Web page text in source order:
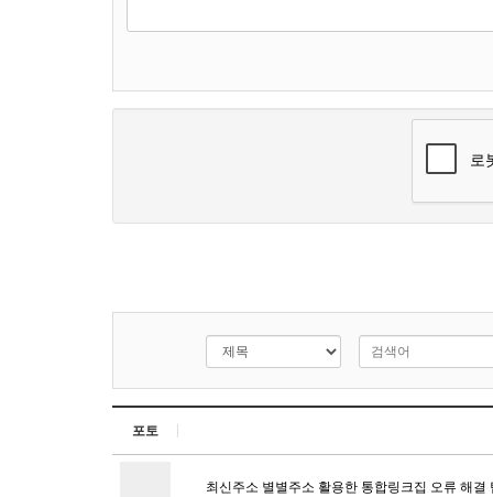
포토
최신주소 별별주소 활용한 통합링크집 오류 해결